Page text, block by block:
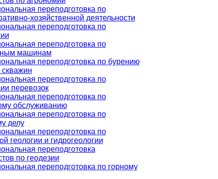
переподготовка по
хозяйственной деятельности
переподготовка по
переподготовка по
машинам
переподготовка по бурению
переподготовка по
перевозок
переподготовка по
обслуживанию
переподготовка по
делу
переподготовка по
геологии и гидрогеологии
переподготовка
по геодезии
переподготовка по горному